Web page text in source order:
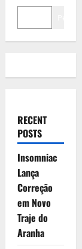
RECENT
POSTS
Insomniac
Lança
Correção
em Novo
Traje do
Aranha